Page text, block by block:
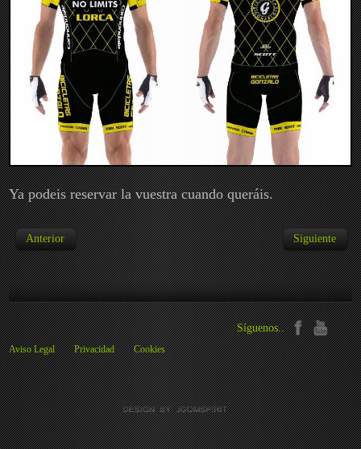
Ya podeis reservar la vuestra cuando queráis.
Anterior Siguiente
Síguenos..
Aviso Legal Privacidad Cookies